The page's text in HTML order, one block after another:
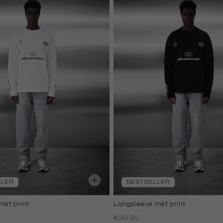
print
BESTSELLER
Longsleeve met print
€39.95